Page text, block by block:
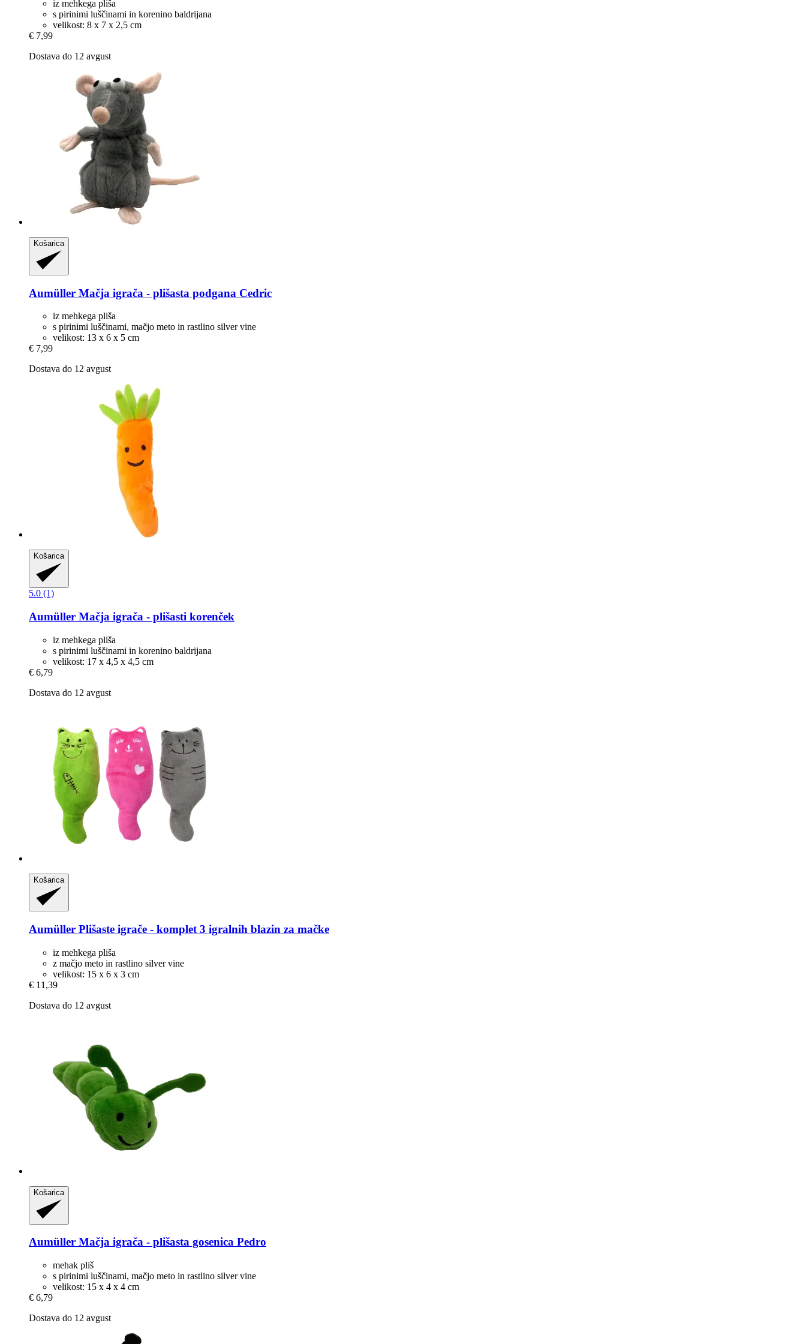
iz mehkega pliša
s pirinimi luščinami in korenino baldrijana
velikost: 8 x 7 x 2,5 cm
€ 7,99
Dostava do 12 avgust
Košarica
Aumüller Mačja igrača -​ plišasta podgana Cedric
iz mehkega pliša
s pirinimi luščinami, mačjo meto in rastlino silver vine
velikost: 13 x 6 x 5 cm
€ 7,99
Dostava do 12 avgust
Košarica
5.0 (1)
Aumüller Mačja igrača -​ plišasti korenček
iz mehkega pliša
s pirinimi luščinami in korenino baldrijana
velikost: 17 x 4,5 x 4,5 cm
€ 6,79
Dostava do 12 avgust
Košarica
Aumüller Plišaste igrače -​ komplet 3 igralnih blazin za mačke
iz mehkega pliša
z mačjo meto in rastlino silver vine
velikost: 15 x 6 x 3 cm
€ 11,39
Dostava do 12 avgust
Košarica
Aumüller Mačja igrača -​ plišasta gosenica Pedro
mehak pliš
s pirinimi luščinami, mačjo meto in rastlino silver vine
velikost: 15 x 4 x 4 cm
€ 6,79
Dostava do 12 avgust